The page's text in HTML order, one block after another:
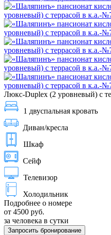
Люкс-Duplex (2 уровневый) с
1 двуспальная кровать
Диван/кресла
Шкаф
Сейф
Телевизор
Холодильник
Подробнее о номере
от 4500 руб.
за человека в сутки
Запросить бронирование